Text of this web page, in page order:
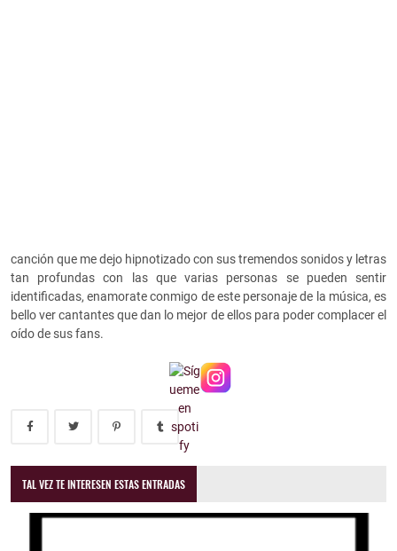
canción que me dejo hipnotizado con sus tremendos sonidos y letras
tan profundas con las que varias personas se pueden sentir
identificadas, enamorate conmigo de este personaje de la música, es
bello ver cantantes que dan lo mejor de ellos para poder complacer el
oído de sus fans.
TAL VEZ TE INTERESEN ESTAS ENTRADAS